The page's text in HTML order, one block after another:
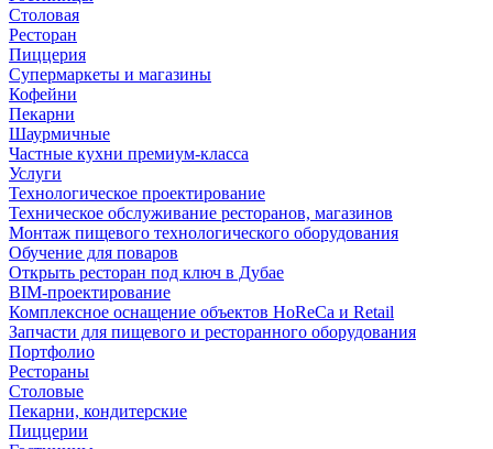
Столовая
Ресторан
Пиццерия
Супермаркеты и магазины
Кофейни
Пекарни
Шаурмичные
Частные кухни премиум-класса
Услуги
Технологическое проектирование
Техническое обслуживание ресторанов, магазинов
Монтаж пищевого технологического оборудования
Обучение для поваров
Открыть ресторан под ключ в Дубае
BIM-проектирование
Комплексное оснащение объектов HoReCa и Retail
Запчасти для пищевого и ресторанного оборудования
Портфолио
Рестораны
Столовые
Пекарни, кондитерские
Пиццерии